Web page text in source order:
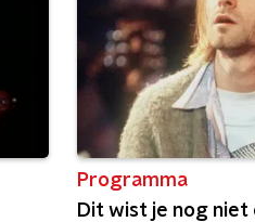
Programma
Dit wist je nog niet